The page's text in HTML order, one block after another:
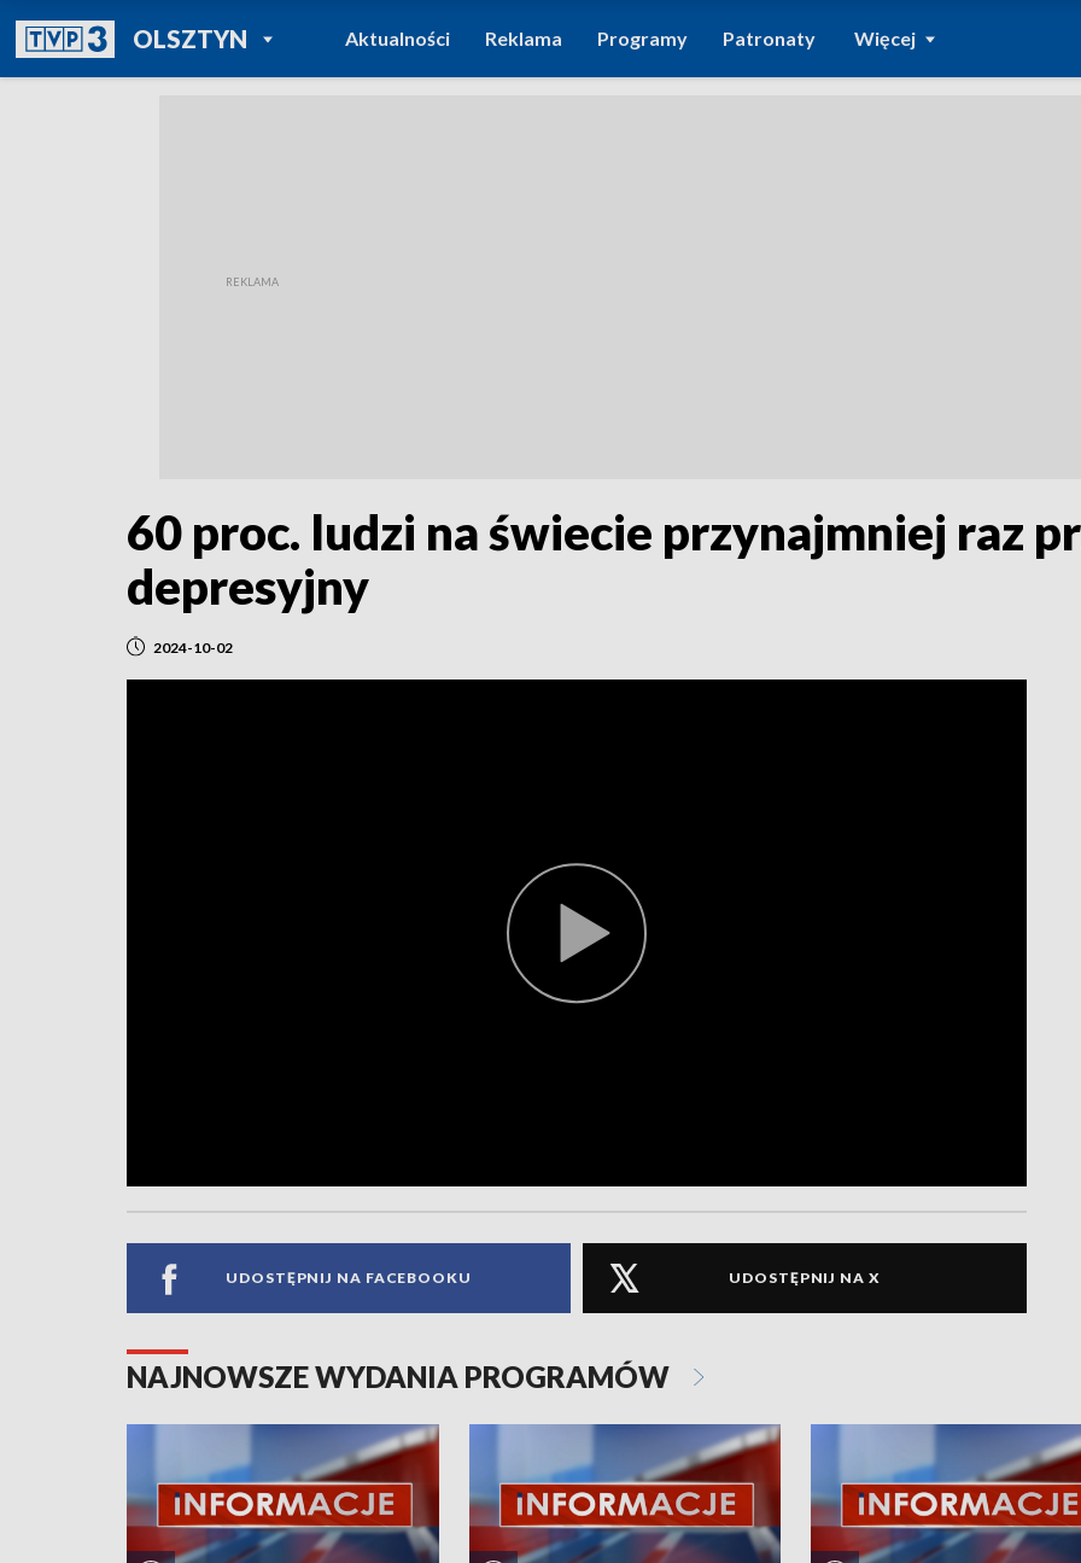
OLSZTYNPOWRÓT DO
TVP REGIONY
Aktualności Reklama Programy Patronaty Więcej
60 proc. ludzi na świecie przynajmniej raz
depresyjny
2024-10-02
UDOSTĘPNIJ NA FACEBOOKU UDOSTĘPNIJ NA X
NAJNOWSZE WYDANIA PROGRAMÓW